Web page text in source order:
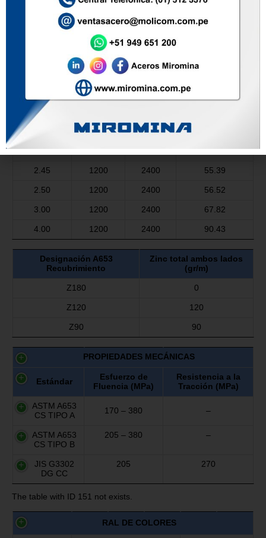
1200
1200
1200
1200 2400
1.95
1200 2400
2.40 54.26
2.45 1200 2400 55.39
2.50 1200 2400 56.52
3.00 1200 2400 67.82
4.00 1200 2400 90.43
Designación A653
Recubrimiento
Zinc total ambos lados
(gr/m)
Z180 0
Z120 120
Z90 90
PROPIEDADES MECÁNICAS
Estándar
Esfuerzo de
Fluencia (MPa)
Resistencia a la
Tracción (MPa)
ASTM A653
CS TIPO A
170 – 380 –
ASTM A653
CS TIPO B
205 – 380 –
JIS G3302
DG CC
205 270
The table with ID 151 not exists.
RAL DE COLORES